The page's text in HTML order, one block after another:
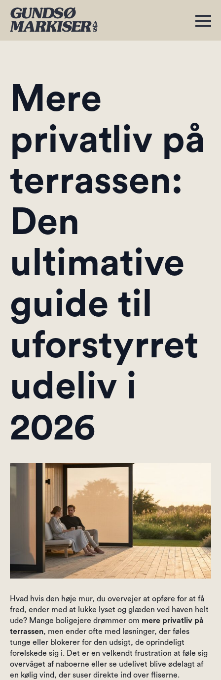
Mere
privatliv på
terrassen:
Den
ultimative
guide til
uforstyrret
udeliv i
2026
Hvad hvis den høje mur, du overvejer at opføre for at få
fred, ender med at lukke lyset og glæden ved haven helt
ude? Mange boligejere drømmer om mere privatliv på
terrassen, men ender ofte med løsninger, der føles
tunge eller blokerer for den udsigt, de oprindeligt
forelskede sig i. Det er en velkendt frustration at føle sig
overvåget af naboerne eller se udelivet blive ødelagt af
en kølig vind, der suser direkte ind over fliserne.